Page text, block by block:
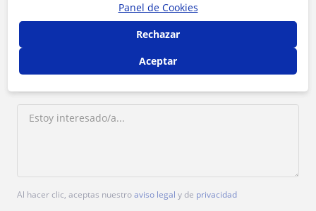
Al hacer clic, aceptas nuestroaviso legal y de privacidad
Panel de Cookies
Rechazar
Aceptar